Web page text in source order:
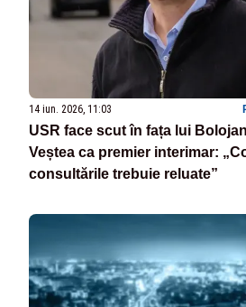
14 iun. 2026, 11:03
USR face scut în fața lui
Veștea ca premier interimar:
consultările trebuie reluate”